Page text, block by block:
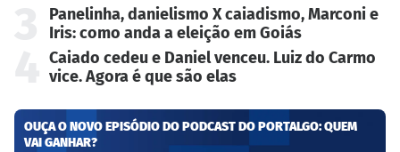
Panelinha, danielismo X caiadismo, Marconi e
Iris: como anda a eleição em Goiás
Caiado cedeu e Daniel venceu. Luiz do Carmo
vice. Agora é que são elas
OUÇA O NOVO EPISÓDIO DO PODCAST DO PORTALGO: QUEM
VAI GANHAR?